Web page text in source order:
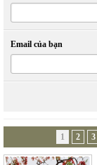
Email của bạn
1 2 3